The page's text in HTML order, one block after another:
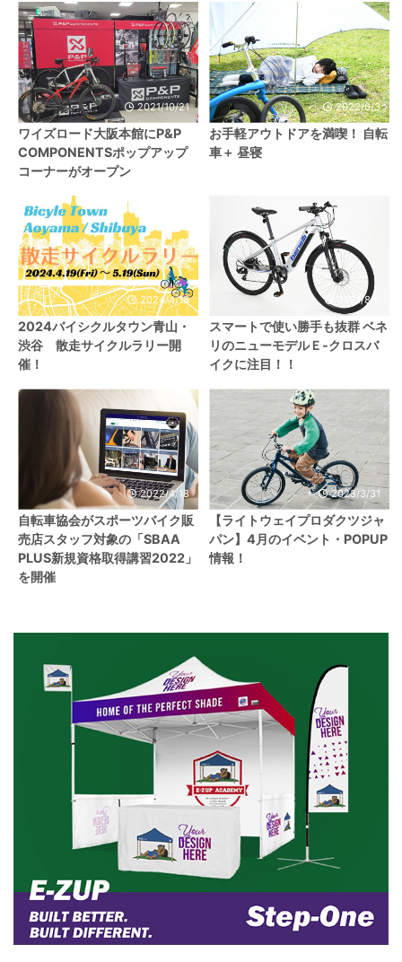
2021/10/21
ワイズロード大阪本館にP&P
COMPONENTSポップアップ
コーナーがオープン
2022/6/3
お手軽アウトドアを満喫！ 自転
車＋ 昼寝
2024/4/18
2024バイシクルタウン青山・
渋谷 散走サイクルラリー開
催！
2021/8/5
スマートで使い勝手も抜群 ベネ
リのニューモデルＥ-クロスバ
イクに注目！！
2022/4/18
自転車協会がスポーツバイク販
売店スタッフ対象の「SBAA
PLUS新規資格取得講習2022」
を開催
2023/3/31
【ライトウェイプロダクツジャ
パン】4月のイベント・POPUP
情報！